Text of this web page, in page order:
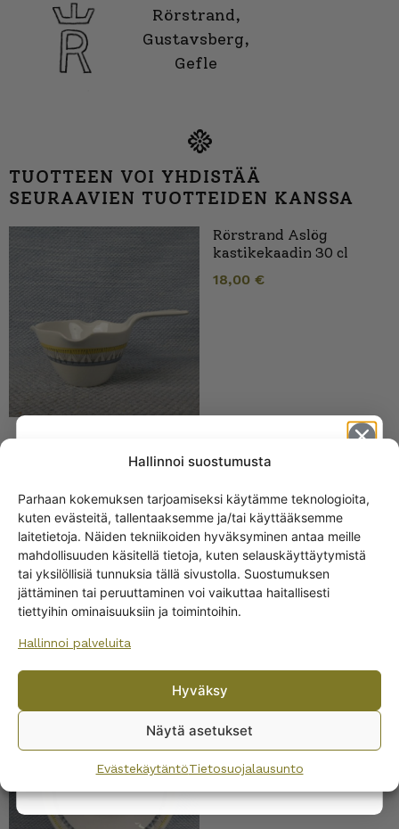
Hallinnoi suostumusta
Parhaan kokemuksen tarjoamiseksi käytämme teknologioita,
kuten evästeitä, tallentaaksemme ja/tai käyttääksemme
laitetietoja. Näiden tekniikoiden hyväksyminen antaa meille
mahdollisuuden käsitellä tietoja, kuten selauskäyttäytymistä
tai yksilöllisiä tunnuksia tällä sivustolla. Suostumuksen
jättäminen tai peruuttaminen voi vaikuttaa haitallisesti
tiettyihin ominaisuuksiin ja toimintoihin.
Hallinnoi palveluita
Hyväksy
Näytä asetukset
EvästekäytäntöTietosuojalausunto
Rörstrand,
Gustavsberg,
Gefle
TUOTTEEN VOI YHDISTÄÄ
SEURAAVIEN TUOTTEIDEN KANSSA
Rörstrand Aslög
kastikekaadin 30 cl
18,00 €
Rörstrand Aslög
15,00 € –24,00 €
Rörstrand Aslög lautaset
10,00
Get -5%
off?
Yes! I want the discount
By subscribing to the newsletter, you consent to receiving messages from
privacy policy.